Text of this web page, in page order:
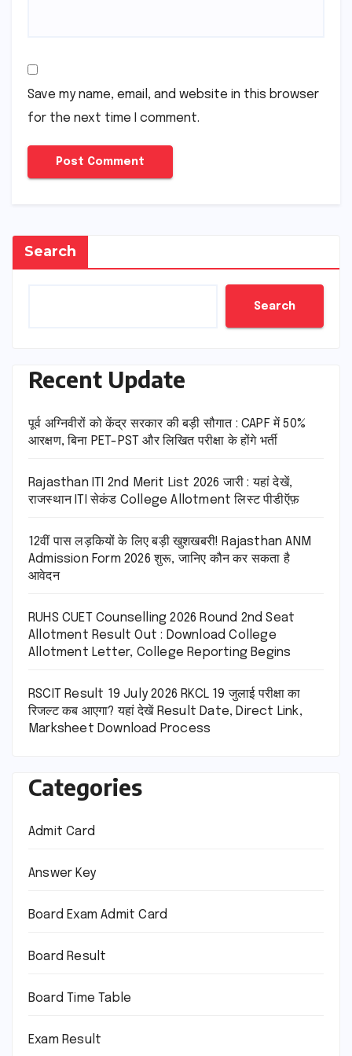
Save my name, email, and website in this browser
for the next time I comment.
Search
Search
Recent Update
पूर्व अग्निवीरों को केंद्र सरकार की बड़ी सौगात : CAPF में 50%
आरक्षण, बिना PET-PST और लिखित परीक्षा के होंगे भर्ती
Rajasthan ITI 2nd Merit List 2026 जारी : यहां देखें,
राजस्थान ITI सेकंड College Allotment लिस्ट पीडीऍफ़
12वीं पास लड़कियों के लिए बड़ी खुशखबरी! Rajasthan ANM
Admission Form 2026 शुरू, जानिए कौन कर सकता है
आवेदन
RUHS CUET Counselling 2026 Round 2nd Seat
Allotment Result Out : Download College
Allotment Letter, College Reporting Begins
RSCIT Result 19 July 2026 RKCL 19 जुलाई परीक्षा का
रिजल्ट कब आएगा? यहां देखें Result Date, Direct Link,
Marksheet Download Process
Categories
Admit Card
Answer Key
Board Exam Admit Card
Board Result
Board Time Table
Exam Result